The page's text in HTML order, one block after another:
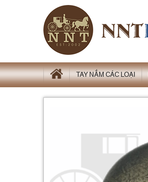
TAY NẮM CÁC LOẠI